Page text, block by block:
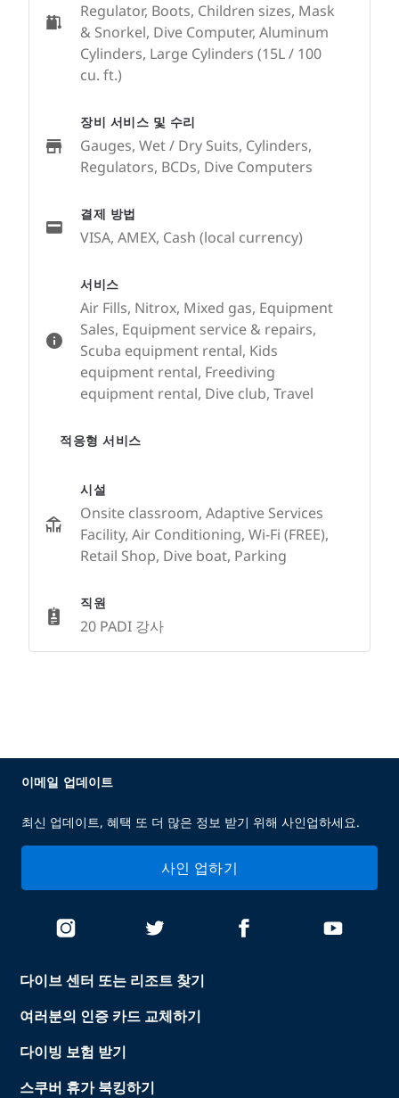
서비스
Air Fills, Nitrox, Mixed gas, Equipment
Sales, Equipment service & repairs,
Scuba equipment rental, Kids
equipment rental, Freediving
equipment rental, Dive club, Travel
적응형 서비스
시설
Onsite classroom, Adaptive Services
Facility, Air Conditioning, Wi-Fi (FREE),
Retail Shop, Dive boat, Parking
직원
20 PADI 강사
Regulator, Boots, Children sizes, Mask
& Snorkel, Dive Computer, Aluminum
Cylinders, Large Cylinders (15L / 100
cu. ft.)
장비 서비스 및 수리
Gauges, Wet / Dry Suits, Cylinders,
Regulators, BCDs, Dive Computers
결제 방법
VISA, AMEX, Cash (local currency)
다이브 센터 또는 리조트 찾기
여러분의 인증 카드 교체하기
다이빙 보험 받기
스쿠버 휴가 북킹하기
이메일 업데이트
최신 업데이트, 혜택 또 더 많은 정보 받기 위해 사인업하세요.
사인 업하기